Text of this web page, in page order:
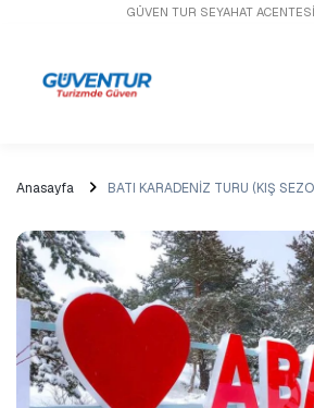
GÜVEN TUR SEYAHAT
Anasayfa BATI KARADENİZ TURU (KIŞ